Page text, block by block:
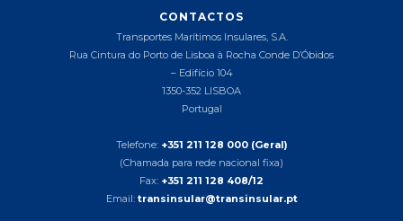
CONTACTOS
Transportes Marítimos Insulares, S.A.
Rua Cintura do Porto de Lisboa à Rocha Conde D’Óbidos
– Edifício 104
1350-352 LISBOA
Portugal
Telefone: +351 211 128 000 (Geral)
(Chamada para rede nacional fixa)
Fax: +351 211 128 408/12
Email: transinsular@transinsular.pt